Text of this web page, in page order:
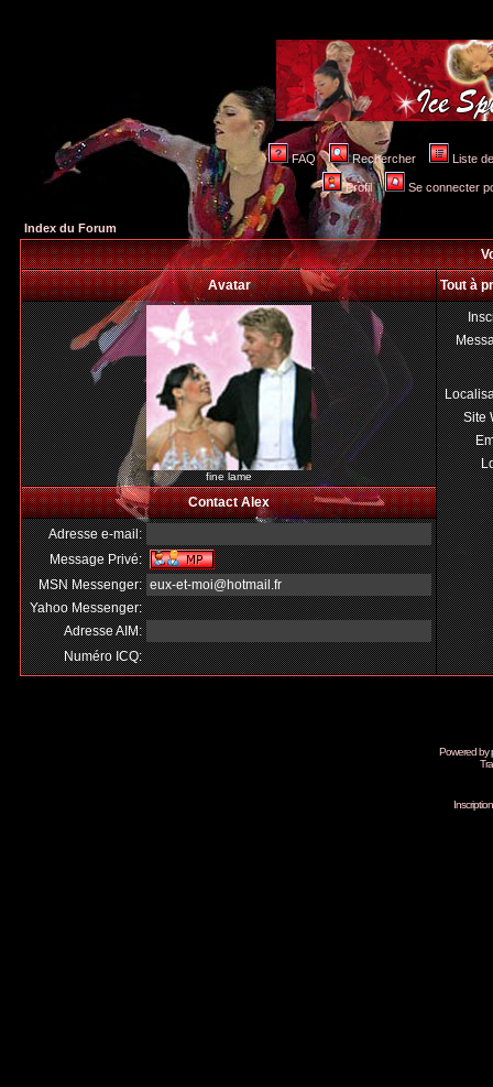
FAQ Rechercher Liste
Profil Se connecter
Index du Forum
Avatar
Tout à
fine lame
Site
Contact Alex
Adresse e-mail:
Message Privé:
MSN Messenger: eux-et-moi@hotmail.fr
Yahoo Messenger:
Adresse AIM:
Numéro ICQ:
Powered by